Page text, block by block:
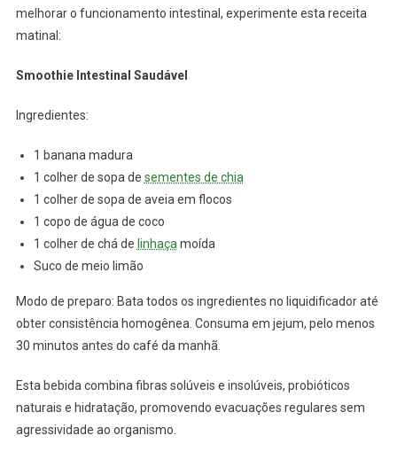
melhorar o funcionamento intestinal, experimente esta receita
matinal:
Smoothie Intestinal Saudável
Ingredientes:
1 banana madura
1 colher de sopa de sementes de chia
1 colher de sopa de aveia em flocos
1 copo de água de coco
1 colher de chá de linhaça moída
Suco de meio limão
Modo de preparo: Bata todos os ingredientes no liquidificador até
obter consistência homogênea. Consuma em jejum, pelo menos
30 minutos antes do café da manhã.
Esta bebida combina fibras solúveis e insolúveis, probióticos
naturais e hidratação, promovendo evacuações regulares sem
agressividade ao organismo.